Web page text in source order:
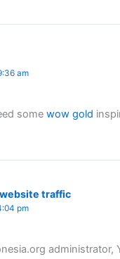
am
some wow gold
traffic
pm
administrator,